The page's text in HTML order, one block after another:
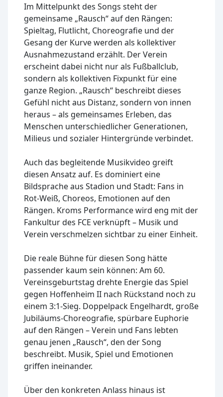
Im Mittelpunkt des Songs steht der
gemeinsame „Rausch“ auf den Rängen:
Spieltag, Flutlicht, Choreografie und der
Gesang der Kurve werden als kollektiver
Ausnahmezustand erzählt. Der Verein
erscheint dabei nicht nur als Fußballclub,
sondern als kollektiven Fixpunkt für eine
ganze Region. „Rausch“ beschreibt dieses
Gefühl nicht aus Distanz, sondern von innen
heraus – als gemeinsames Erleben, das
Menschen unterschiedlicher Generationen,
Milieus und sozialer Hintergründe verbindet.
Auch das begleitende Musikvideo greift
diesen Ansatz auf. Es dominiert eine
Bildsprache aus Stadion und Stadt: Fans in
Rot-Weiß, Choreos, Emotionen auf den
Rängen. Kroms Performance wird eng mit der
Fankultur des FCE verknüpft – Musik und
Verein verschmelzen sichtbar zu einer Einheit.
Die reale Bühne für diesen Song hätte
passender kaum sein können: Am 60.
Vereinsgeburtstag drehte Energie das Spiel
gegen Hoffenheim II nach Rückstand noch zu
einem 3:1-Sieg. Doppelpack Engelhardt, große
Jubiläums-Choreografie, spürbare Euphorie
auf den Rängen – Verein und Fans lebten
genau jenen „Rausch“, den der Song
beschreibt. Musik, Spiel und Emotionen
griffen ineinander.
Über den konkreten Anlass hinaus ist